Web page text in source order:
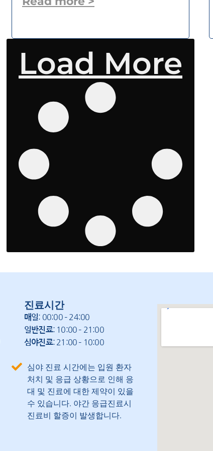
Load More
진료시간
매일: 00:00 – 24:00
일반진료: 10:00 – 21:00
심야진료: 21:00 – 10:00
심야 진료 시간에는 입원 환자
처치 및 응급 상황으로 인해 응
대 및 진료에 대한 제약이 있을
수 있습니다. 야간 응급진료시
진료비 할증이 발생합니다.